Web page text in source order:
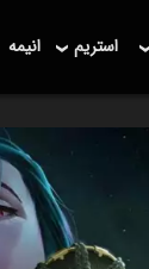
استریم انیمه